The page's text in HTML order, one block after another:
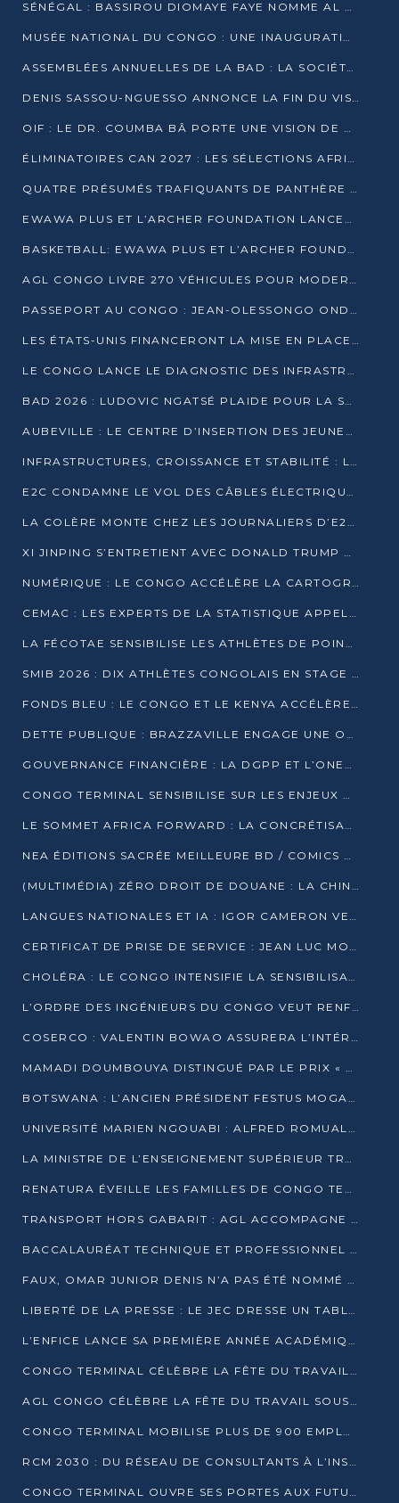
SÉNÉGAL : BASSIROU DIOMAYE FAYE NOMME AL AMINOU LÔ PREMIER MINISTRE
MUSÉE NATIONAL DU CONGO : UNE INAUGURATION PORTEUSE D’ESPOIR POUR LA CULTURE
ASSEMBLÉES ANNUELLES DE LA BAD : LA SOCIÉTÉ CIVILE CONGOLAISE À LA RECHERCHE DE PARTENAIRES POUR SES PROJETS
DENIS SASSOU-NGUESSO ANNONCE LA FIN DU VISA POUR LES AFRICAINS EN 2027
OIF : LE DR. COUMBA BÂ PORTE UNE VISION DE DIALOGUE, DE STABILITÉ ET DE RÉFORME À LA TÊTE
ÉLIMINATOIRES CAN 2027 : LES SÉLECTIONS AFRICAINES CONNAISSENT LEURS ADVERSAIRES
QUATRE PRÉSUMÉS TRAFIQUANTS DE PANTHÈRE ARRÊTÉS À EWO
EWAWA PLUS ET L’ARCHER FOUNDATION LANCENT UN CAMP DE BASKET POUR LES JEUNES À BRAZZAVILLE
BASKETBALL: EWAWA PLUS ET L’ARCHER FOUNDATION LANCENT UN CAMP POUR LES JEUNES
AGL CONGO LIVRE 270 VÉHICULES POUR MODERNISER LE TRANSPORT URBAIN
PASSEPORT AU CONGO : JEAN-OLESSONGO ONDAYE VEUT METTRE FIN AUX LENTEURS ADMINISTRATIVES
LES ÉTATS-UNIS FINANCERONT LA MISE EN PLACE DE JUSQU’À 50 CLINIQUES DE LUTTE CONTRE L’EBOLA
LE CONGO LANCE LE DIAGNOSTIC DES INFRASTRUCTURES SPORTIVES DU COMPLEXE DE KINTÉLÉ
BAD 2026 : LUDOVIC NGATSÉ PLAIDE POUR LA SOUVERAINETÉ FINANCIÈRE AFRICAINE
AUBEVILLE : LE CENTRE D’INSERTION DES JEUNES PRÊT À OUVRIR SES PORTES
INFRASTRUCTURES, CROISSANCE ET STABILITÉ : LA GUINÉE AFFÛTE SES AMBITIONS
E2C CONDAMNE LE VOL DES CÂBLES ÉLECTRIQUES APRÈS UNE VIDÉO VIRALE
LA COLÈRE MONTE CHEZ LES JOURNALIERS D’E2C QUI DÉNONCENT 20 ANS DE PRÉCARITÉ
XI JINPING S’ENTRETIENT AVEC DONALD TRUMP À BEIJING
NUMÉRIQUE : LE CONGO ACCÉLÈRE LA CARTOGRAPHIE DE SES INFRASTRUCTURES DIGITALES
CEMAC : LES EXPERTS DE LA STATISTIQUE APPELLENT À RENFORCER LA SÉCURISATION DES DONNÉES
LA FÉCOTAE SENSIBILISE LES ATHLÈTES DE POINTE-NOIRE À L’HYGIÈNE ALIMENTA
SMIB 2026 : DIX ATHLÈTES CONGOLAIS EN STAGE AU KENYA
FONDS BLEU : LE CONGO ET LE KENYA ACCÉLÈRENT LA MOBILISATION DES FINANCEMENTS
DETTE PUBLIQUE : BRAZZAVILLE ENGAGE UNE OPÉRATION DE RACHAT DE 575 MILLIONS DE DOLLARS
GOUVERNANCE FINANCIÈRE : LA DGPP ET L’ONEC-C VERS UN PARTENARIAT POUR ASSAINIR LES ENTREPRISES PUBLIQUES
CONGO TERMINAL SENSIBILISE SUR LES ENJEUX DE LA SANTÉ MENTALE EN
LE SOMMET AFRICA FORWARD : LA CONCRÉTISATION DE PARTENARIATS ÉQUILIBRÉS ET TOURNÉS VERS L’AVENIR ENTRE LE CONTINENT AFRICAIN ET LA FRANCE
NEA ÉDITIONS SACRÉE MEILLEURE BD / COMICS D’AFRIQUE AU KENYA
(MULTIMÉDIA) ZÉRO DROIT DE DOUANE : LA CHINE ET L’AFRIQUE VERS UNE PROXIMITÉ SANS PRÉCÉDENT (PAPIER GÉNÉRAL)
LANGUES NATIONALES ET IA : IGOR CAMERON VEUT ARRIMER LA STRATÉGIE IA À LA LOI SUR LA RECHERCHE
CERTIFICAT DE PRISE DE SERVICE : JEAN LUC MOUTHOU DÉMENT UNE « FAKE NEWS »
CHOLÉRA : LE CONGO INTENSIFIE LA SENSIBILISATION AU MARCHÉ DE TALANGAÏ
L’ORDRE DES INGÉNIEURS DU CONGO VEUT RENFORCER L’ÉTHIQUE ET LA CRÉDIBILITÉ DE LA PROFESSION
COSERCO : VALENTIN BOWAO ASSURERA L’INTÉRIM À LA TÊTE DU BUREAU EXÉCUTIF NATIONAL
MAMADI DOUMBOUYA DISTINGUÉ PAR LE PRIX « SUPER GRAND BÂTISSEUR BABACAR N’DIAYE »
BOTSWANA : L’ANCIEN PRÉSIDENT FESTUS MOGAE EST MORT À 86 ANS
UNIVERSITÉ MARIEN NGOUABI : ALFRED ROMUALD NGUYA POATY SOUTIENT UNE THÈSE SUR LE PARADOXE DE LA CROISSANCE EN ZONE CEMAC
LA MINISTRE DE L’ENSEIGNEMENT SUPÉRIEUR TRACE SA FEUILLE DE ROUTE
RENATURA ÉVEILLE LES FAMILLES DE CONGO TERMINAL À LA PROTECTION DE L’ENVIRONNEMENT
TRANSPORT HORS GABARIT : AGL ACCOMPAGNE LE DÉVELOPPEMENT DU SECTEUR BRASSICOLE AU CONGO
BACCALAURÉAT TECHNIQUE ET PROFESSIONNEL : 16 352 CANDIDATS LANCÉS DANS LES ÉPREUVES D’EPS
FAUX, OMAR JUNIOR DENIS N’A PAS ÉTÉ NOMMÉ AIDE DE CAMP ADJOINT DE DENIS SASSOU NGUESSO
LIBERTÉ DE LA PRESSE : LE JEC DRESSE UN TABLEAU PRÉOCCUPANT AU CONGO
L’ENFICE LANCE SA PREMIÈRE ANNÉE ACADÉMIQUE AVEC 100 FUTURS ENSEIGNANTS
CONGO TERMINAL CÉLÈBRE LA FÊTE DU TRAVAIL AVEC SES COLLABORATEURS À POINTE-NOIRE
AGL CONGO CÉLÈBRE LA FÊTE DU TRAVAIL SOUS LE SIGNE DE LA COHÉSION
CONGO TERMINAL MOBILISE PLUS DE 900 EMPLOYÉS AUTOUR DE LA SÉCURITÉ AU TRAVAIL
RCM 2030 : DU RÉSEAU DE CONSULTANTS À L’INSTRUMENT DE PUISSANCE EN AFRIQUE FRANCOPHONE
CONGO TERMINAL OUVRE SES PORTES AUX FUTURS INGÉNIEURS AU FORUM DES MÉTIERS D’UCAC-ICAM